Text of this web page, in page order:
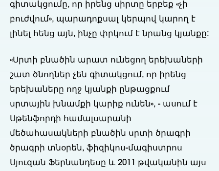
գիտակցումը, որ իրենց սիրտը երբեք «չի
բուժվում», պարադոքսալ կերպով կարող է
լինել հենց այն, ինչը փրկում է նրանց կյանքը:
«Սրտի բնածին արատ ունեցող երեխաների
շատ ծնողներ չեն գիտակցում, որ իրենց
երեխաները ողջ կյանքի ընթացքում
սրտային խնամքի կարիք ունեն», - ասում է
Սթենֆորդի համալսարանի
մեծահասակների բնածին սրտի ծրագրի
ծրագրի տնօրեն, ֆիզիկոս-մագիստրոս
Սյուզան Ֆերնանդեսը և 2011 թվականին այս